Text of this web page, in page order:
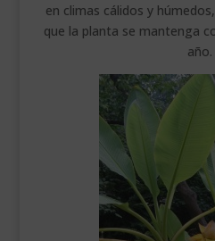
en climas cálidos y
que la planta se mantenga
año.